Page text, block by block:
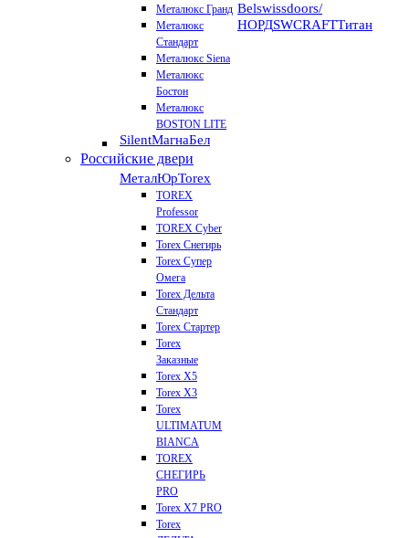
Металюкс Гранд
Металюкс
Стандарт
Металюкс Siena
Металюкс
Бостон
Металюкс
BOSTON LITE
SilentМагнаБел
Belswissdoors/
НОРДSWCRAFTТитан
Российские двери
МеталЮрTorex
TOREX
Professor
TOREX Cyber
Torex Снегирь
Torex Супер
Омега
Torex Дельта
Стандарт
Torex Стартер
Torex
Заказные
Torex Х5
Torex Х3
Torex
ULTIMATUM
BIANCA
TOREX
СНЕГИРЬ
PRO
Torex X7 PRO
Torex